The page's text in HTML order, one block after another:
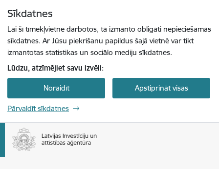
Sīkdatnes
Lai šī tīmekļvietne darbotos, tā izmanto obligāti nepieciešamās
sīkdatnes. Ar Jūsu piekrišanu papildus šajā vietnē var tikt
izmantotas statistikas un sociālo mediju sīkdatnes.
Lūdzu, atzīmējiet savu izvēli:
Noraidīt Apstiprināt visas
Pārvaldīt sīkdatnes